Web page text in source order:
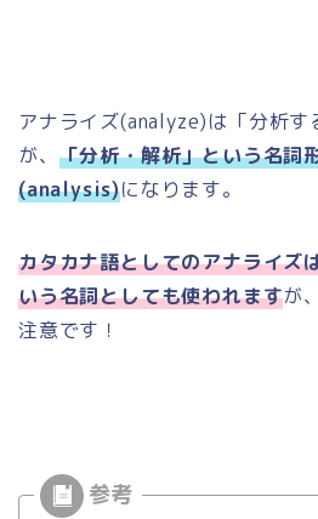
アナライズ(analyze)は「分析す
が、 「分析・解析」という名詞
(analysis)になります。
カタカナ語としてのアナライズ
いう名詞としても使われますが
注意です！